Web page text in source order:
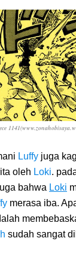
Luffy juga
oleh Loki.
bahwa Loki
merasa iba.
sudah sangat